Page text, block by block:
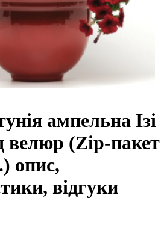
ампельна Ізі
велюр (Zip-пакет
опис,
відгуки